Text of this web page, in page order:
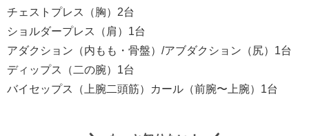
チェストプレス（胸）2台
ショルダープレス（肩）1台
アダクション（内もも・骨盤）/アブダクション（尻）1台
ディップス（二の腕）1台
バイセップス（上腕二頭筋）カール（前腕〜上腕）1台